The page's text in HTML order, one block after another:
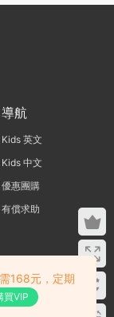
導航
Kids 英文
Kids 中文
優惠團購
有償求助
168元，定期
買VIP